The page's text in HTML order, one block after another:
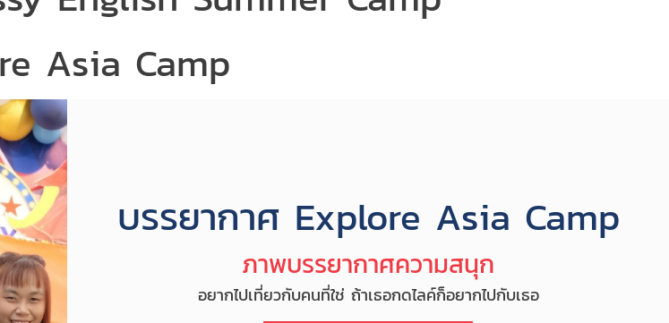
Asia Camp
บรรยากาศ Explore Asia Camp
ภาพบรรยากาศความสนุก
อยากไปเที่ยวกับคนที่ใช่ ถ้าเธอกดไลค์ก็อยากไปกับเธอ